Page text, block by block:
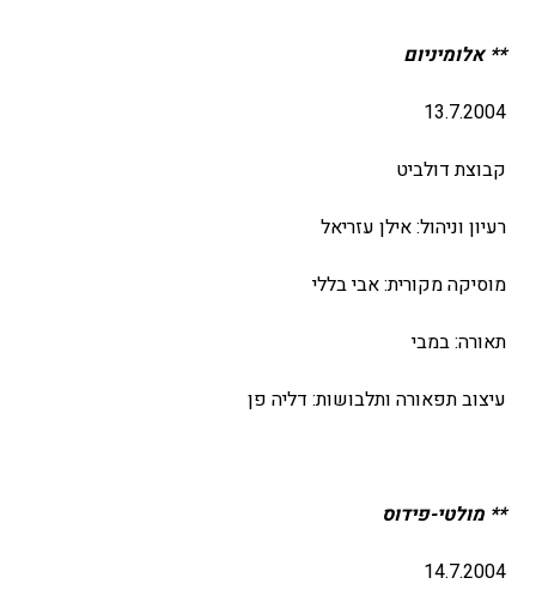
** אלומיניום
13.7.2004
קבוצת דולביט
רעיון וניהול: אילן עזריאל
מוסיקה מקורית: אבי בללי
תאורה: במבי
עיצוב תפאורה ותלבושות: דליה פן
** מולטי-פידוס
14.7.2004